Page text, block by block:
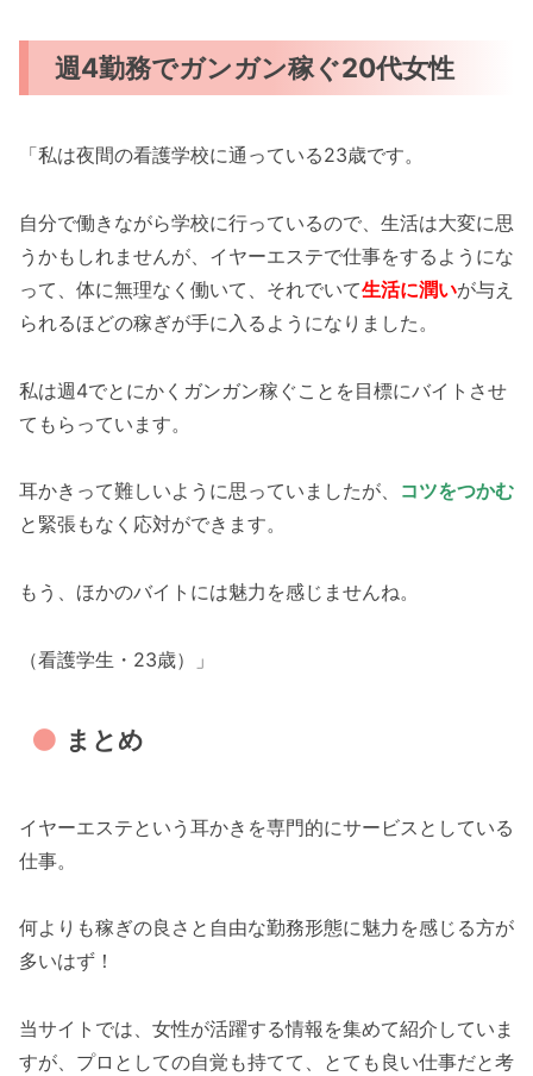
週4勤務でガンガン稼ぐ20代女性
「私は夜間の看護学校に通っている23歳です。
自分で働きながら学校に行っているので、生活は大変に思
うかもしれませんが、イヤーエステで仕事をするようにな
って、体に無理なく働いて、それでいて生活に潤いが与え
られるほどの稼ぎが手に入るようになりました。
私は週4でとにかくガンガン稼ぐことを目標にバイトさせ
てもらっています。
耳かきって難しいように思っていましたが、 コツをつかむ
と緊張もなく応対ができます。
もう、ほかのバイトには魅力を感じませんね。
（看護学生・23歳）」
まとめ
イヤーエステという耳かきを専門的にサービスとしている
仕事。
何よりも稼ぎの良さと自由な勤務形態に魅力を感じる方が
多いはず！
当サイトでは、女性が活躍する情報を集めて紹介していま
すが、プロとしての自覚も持てて、とても良い仕事だと考